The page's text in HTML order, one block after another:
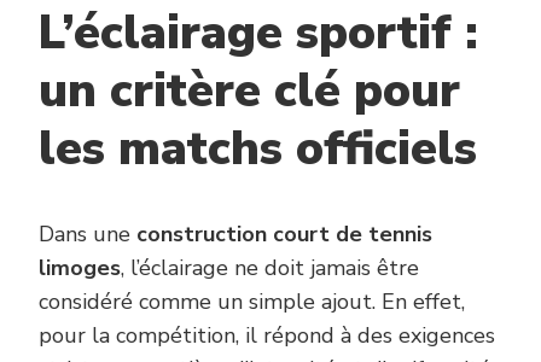
L’éclairage sportif :
un critère clé pour
les matchs officiels
Dans une construction court de tennis
limoges, l’éclairage ne doit jamais être
considéré comme un simple ajout. En effet,
pour la compétition, il répond à des exigences